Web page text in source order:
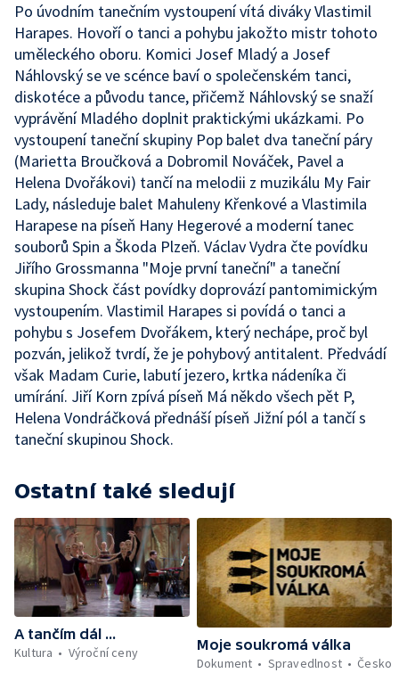
Po úvodním tanečním vystoupení vítá diváky Vlastimil
Harapes. Hovoří o tanci a pohybu jakožto mistr tohoto
uměleckého oboru. Komici Josef Mladý a Josef
Náhlovský se ve scénce baví o společenském tanci,
diskotéce a původu tance, přičemž Náhlovský se snaží
vyprávění Mladého doplnit praktickými ukázkami. Po
vystoupení taneční skupiny Pop balet dva taneční páry
(Marietta Broučková a Dobromil Nováček, Pavel a
Helena Dvořákovi) tančí na melodii z muzikálu My Fair
Lady, následuje balet Mahuleny Křenkové a Vlastimila
Harapese na píseň Hany Hegerové a moderní tanec
souborů Spin a Škoda Plzeň. Václav Vydra čte povídku
Jiřího Grossmanna "Moje první taneční" a taneční
skupina Shock část povídky doprovází pantomimickým
vystoupením. Vlastimil Harapes si povídá o tanci a
pohybu s Josefem Dvořákem, který nechápe, proč byl
pozván, jelikož tvrdí, že je pohybový antitalent. Předvádí
však Madam Curie, labutí jezero, krtka nádeníka či
umírání. Jiří Korn zpívá píseň Má někdo všech pět P,
Helena Vondráčková přednáší píseň Jižní pól a tančí s
taneční skupinou Shock.
Ostatní také sledují
A tančím dál ...
Kultura
Výroční ceny
Moje soukromá válka
Dokument
Spravedlnost Česko